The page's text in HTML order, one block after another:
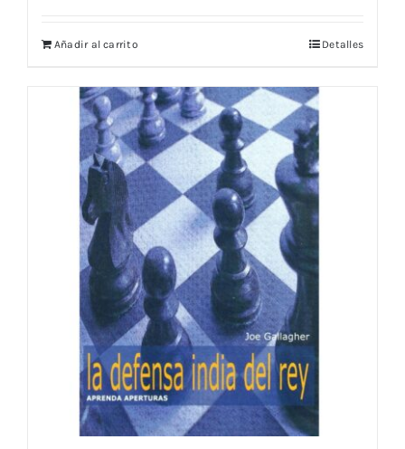
Añadir al carrito Detalles